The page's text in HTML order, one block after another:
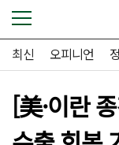
최신 오피니언
[美·이란